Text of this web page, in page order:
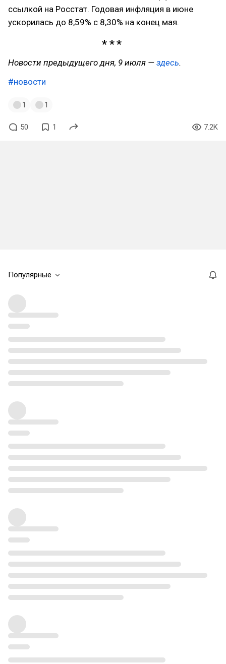
ссылкой на Росстат. Годовая инфляция в июне
ускорилась до 8,59% с 8,30% на конец мая.
Новости предыдущего дня, 9 июля — здесь.
#новости
1 1
50 1 7.2K
Популярные